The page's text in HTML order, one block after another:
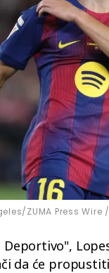
ZUMA Press
da će